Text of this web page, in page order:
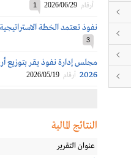
أرقام 2026/06/29
1
نفوذ تعتمد الخطة الاستراتيجية للفترة
3
2026 أرقام 2026/05/19
النتائج المالية
عنوان التقرير